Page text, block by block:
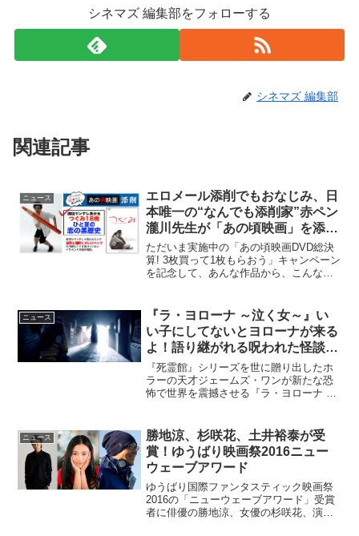
シネマズ 編集部をフォローする
シネマズ 編集部
関連記事
ニュース
エロメール添削でもおなじみ、日
本唯一の“なんでも添削家”赤ペン
瀧川先生が「あの頃映画」を添削
♪
ただいま実施中の「あの頃映画DVD総決
算! 3枚買って1枚もらおう」キャンペーン
を記念して、あんな作品から、こんな作
ソに“赤ペン”を入れまくる赤ペン瀧川先生
の『あの頃...
ニュース
『ラ・ヨローナ ～泣く女～』い
い子にしてないとヨローナが来る
よ！語り継がれる呪われた怪談と
は？
『死霊館』シリーズを世に贈り出したホ
ラーの天才ジェームズ・ワンが新たな恐
怖で世界を震撼させる『ラ・ヨローナ ～
談「ヨローナ」とは？「いい子にしてな
いと○○が来るよ！」...
ニュース
勝地涼、杉咲花、土井裕泰が受
賞！ゆうばり映画祭2016ニュー
ウェーブアワード
ゆうばり国際ファンタスティック映画祭
2016の「ニューウェーブアワード」受賞
者に俳優の勝地涼、女優の杉咲花、演出